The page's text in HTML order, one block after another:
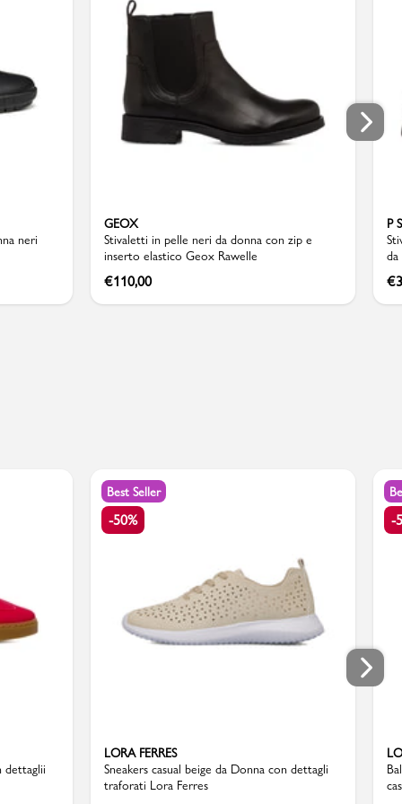
neri
GEOX
Stivaletti in pelle neri da donna con zip e
inserto elastico Geox Rawelle
€110,00
P
€
dettaglii
Best Seller
-50%
LORA FERRES
Sneakers casual beige da Donna con dettagli
traforati Lora Ferres
-